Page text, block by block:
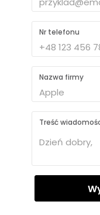
Nr telefonu
Nazwa firmy
Treść